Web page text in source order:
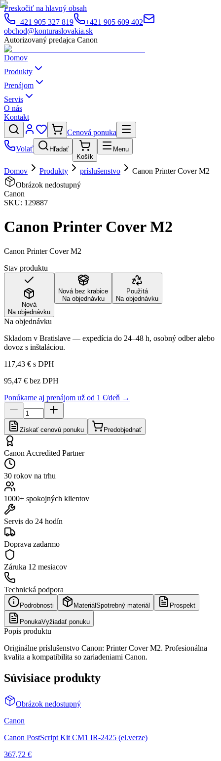
Preskočiť na hlavný obsah
+421 905 327 819
+421 905 609 402
obchod@konturaslovakia.sk
Autorizovaný predajca Canon
Domov
Produkty
Prenájom
Servis
O nás
Kontakt
Cenová ponuka
Volať
Hľadať
Košík
Menu
Domov Produkty príslušenstvo
Canon Printer Cover M2
Obrázok nedostupný
Canon
SKU: 129887
Canon Printer Cover M2
Canon Printer Cover M2
Stav produktu
Nová
Na objednávku
Nová bez krabice
Na objednávku
Použitá
Na objednávku
Na objednávku
Skladom v Bratislave — expedícia do 24–48 h, osobný odber alebo
dovoz s inštaláciou.
117,43 € s DPH
95,47 € bez DPH
Ponúkame aj prenájom už od 1 €/deň →
Získať cenovú ponuku Predobjednať
Canon Accredited Partner
30 rokov na trhu
1000+ spokojných klientov
Servis do 24 hodín
Doprava zadarmo
Záruka 12 mesiacov
Technická podpora
Podrobnosti Materiál Spotrebný materiál Prospekt
PonukaVyžiadať ponuku
Popis produktu
Originálne príslušenstvo Canon: Printer Cover M2. Profesionálna
kvalita a kompatibilita so zariadeniami Canon.
Súvisiace produkty
Obrázok nedostupný
Canon
Canon PostScript Kit CM1 IR-2425 (el.verze)
367,72 €